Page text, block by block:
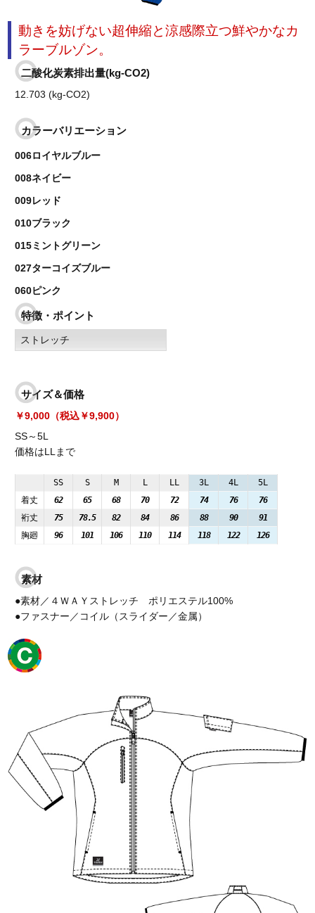
動きを妨げない超伸縮と涼感際立つ鮮やかなカ
ラーブルゾン。
二酸化炭素排出量(kg-CO2)
12.703 (kg-CO2)
カラーバリエーション
006ロイヤルブルー
008ネイビー
009レッド
010ブラック
015ミントグリーン
027ターコイズブルー
060ピンク
特徴・ポイント
ストレッチ
サイズ＆価格
￥9,000（税込￥9,900）
SS～5L
価格はLLまで
SS S M L LL 3L 4L
5L
着丈
62 65 68 70 72 74 76
76
裄丈
75 78.5 82 84 86 88 90
91
胸廻
96 101 106 110 114 118 122 126
素材
●素材／４ＷＡＹストレッチ ポリエステル100%
●ファスナー／コイル（スライダー／金属）